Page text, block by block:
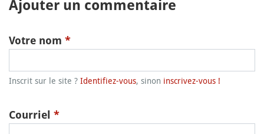
Ajouter un commentaire
Votre nom *
Inscrit sur le site ? Identifiez-vous, sinon inscrivez-vous !
Courriel *